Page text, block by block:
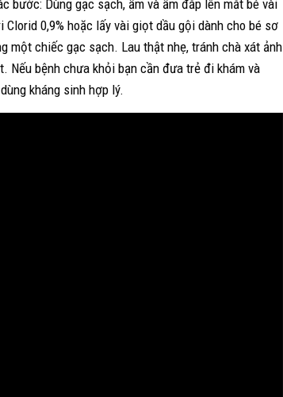
bước: Dùng gạc sạch, ẩm và ấm đắp lên mắt bé vài
0,9% hoặc lấy vài giọt dầu gội dành cho bé sơ
một chiếc gạc sạch. Lau thật nhẹ, tránh chà xát ảnh
Nếu bệnh chưa khỏi bạn cần đưa trẻ đi khám và
kháng sinh hợp lý.